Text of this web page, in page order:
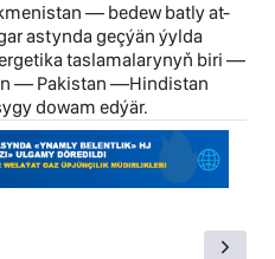
— bedew batly at-
astynda geçýän ýylda
taslamalarynyň biri —
— Pakistan —Hindistan
dowam edýär.